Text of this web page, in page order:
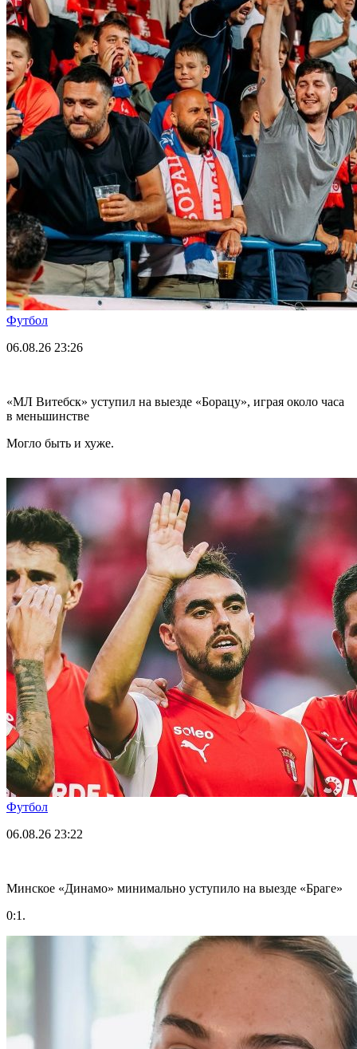
Футбол
06.08.26 23:26
«МЛ Витебск» уступил на выезде «Борацу», играя около часа
в меньшинстве
Могло быть и хуже.
Футбол
06.08.26 23:22
Минское «Динамо» минимально уступило на выезде «Браге»
0:1.